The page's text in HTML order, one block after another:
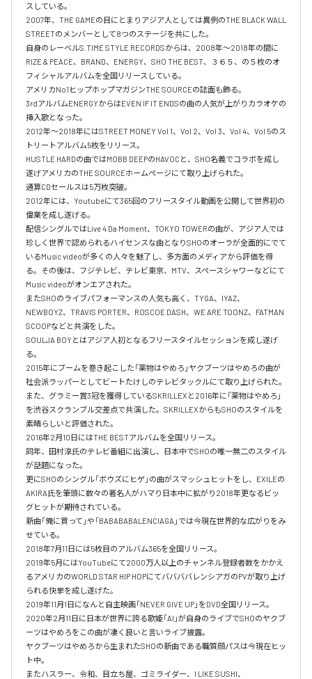
スしている。
2007年、THE GAMEの目にとまりアジア人としては異例のTHE BLACK WALL
STREETのメンバーとして8つのステージを共にした。
自身のレーベルS.TIME STYLE RECORDSからは、2008年〜2018年の間に
RIZE & PEACE、BRAND、ENERGY、SHO THE BEST、３６５、の５枚のオ
フィシャルアルバムを全国リリースしている。
アメリカNo1ヒップホップマガジンTHE SOURCEの誌面も飾る。
3rdアルバムENERGYからはEVEN IF IT ENDSの曲の人気が上がりカラオケの
挿入歌となった。
2012年〜2018年にはSTREET MONEY Vol 1、Vol 2、Vol 3、Vol 4、Vol 5のス
トリートアルバム5枚をリリース。
HUSTLE HARDの曲ではMOBB DEEPのHAVOCと、SHO名義でコラボを成し
遂げアメリカのTHE SOURCEホームページにて取り上げられた。
通算CDセールスは5万枚突破。
2012年には、Youtubeにて365回のフリースタイル動画を公開して世界初の
偉業を成し遂げる。
配信シングルではLive 4 Da Moment、TOKYO TOWERの曲が、アジア人では
珍しく世界で認められるハイセンスな曲となりSHOのオーラが全面的にでて
いるMusic videoが多くの人々を魅了し、多方面のメディアから評価を得
る。その後は、フジテレビ、テレビ東京、MTV、スペースシャワーなどにて
Music videoがオンエアされた。
またSHOのライブパフォーマンスの人気も高く、TYGA、IYAZ、
NEWBOYZ、TRAVIS PORTER、ROSCOE DASH、WE ARE TOONZ、FATMAN
SCOOPなどと共演をした。
SOULJA BOYとはアジア人初となるフリースタイルセッションを成し遂げ
る。
2015年にブームを巻き起こした「薬物はやめろ」ヤクブーツはやめろの曲が
社会派ラッパーとしてビートたけしのテレビタックルにて取り上げられた。
また、グラミー賞3冠を獲得しているSKRILLEXと2016年に「薬物はやめろ」
を渋谷スクランブル交差点で共演した。SKRILLEXからもSHOのスタイルを
素晴らしいと評価された。
2016年2月10日にはTHE BESTアルバムを全国リリース。
同年、田村淳氏のテレビ番組に出演し、日本中でSHOの唯一無二のスタイル
が話題になった。
更にSHOのシングル「ボウズにヒゲ」の曲がスマッシュヒットをし、EXILEの
AKIRA氏を筆頭に数々の著名人がハマり日本中に拡がり2018年更なるビッ
グヒットが期待されている。
新曲「俺に買って」や「BABABABALENCIAGA」では今現在世界的な広がりをみ
せている。
2018年7月11日には5枚目のアルバム365を全国リリース。
2019年5月にはYouTubeにて2000万人以上のチャンネル登録者数をかかえ
るアメリカのWORLD STAR HIP HOPにてババババレンシアガのPVが取り上げ
られる快挙を成し遂げた。
2019年11月1日になんと自主映画「NEVER GIVE UP」をDVD全国リリース。
2020年2月11日に日本が世界に誇る歌姫「AI」が自身のライブでSHOのヤクブ
ーツはやめろをこの曲が凄く良いと言いライブ披露。
ヤクブーツはやめろから生まれたSHOの新曲である職質顔パスは今現在ヒッ
ト中。
またハスラー、令和、目立ち屋、ゴミライダー、I LIKE SUSHI、